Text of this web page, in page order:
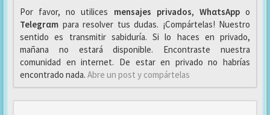
Por favor, no utilices mensajes privados, WhαtsAppo
Telegrαm para resolver tus dudas. ¡Compártelas! Nuestro
sentido es transmitir sabiduría. Si lo haces en privado,
mañana no estará disponible. Encontraste nuestra
comunidad en internet. De estar en privado no habrías
encontrado nada. Abre un post y compártelas